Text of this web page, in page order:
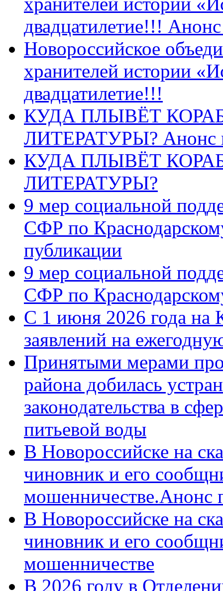
двадцатилетие!!!
Новороссийское
хранителей истории
двадцатилетие!!!
КУДА ПЛЫВЁТ
ЛИТЕРАТУРЫ? Анонс
КУДА ПЛЫВЁТ
ЛИТЕРАТУРЫ?
9 мер социальной
СФР по
публикации
9 мер социальной
СФР по
С 1 июня 2026 года на
заявлений на
Принятыми мерами
района добилась
законодательства в
питьевой воды
В Новороссийске на
чиновник и его
мошенничестве.Анонс
В Новороссийске на
чиновник и его
мошенничестве
В 2026 году в